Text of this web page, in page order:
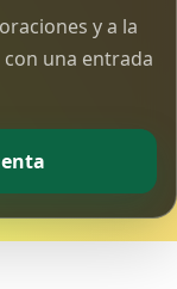
y a la
una entrada